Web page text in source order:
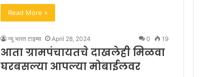
Read More »
न्यू भारत टाइम्स April 28, 2024 0 19
आता ग्रामपंचायतचे दाखलेही मिळवा
घरबसल्या आपल्या मोबाईलवर